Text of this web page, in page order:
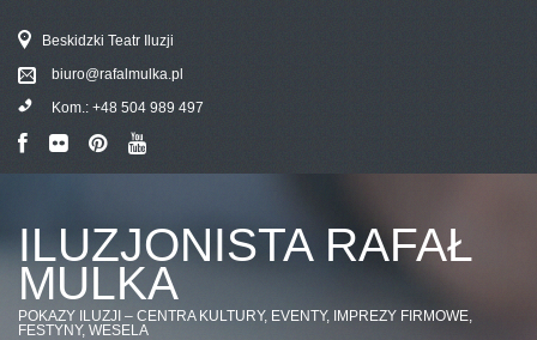
Beskidzki Teatr Iluzji
biuro@rafalmulka.pl
Kom.: +48 504 989 497
ILUZJONISTA RAFAŁ
MULKA
POKAZY ILUZJI – CENTRA KULTURY, EVENTY, IMPREZY FIRMOWE,
FESTYNY, WESELA